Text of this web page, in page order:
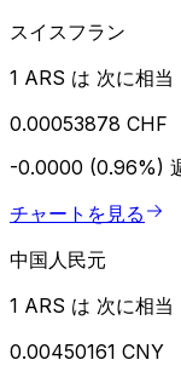
スイスフラン
1 ARS は 次に相当
0.00053878 CHF
-0.0000 (0.96%)
チャートを見る
中国人民元
1 ARS は 次に相当
0.00450161 CNY